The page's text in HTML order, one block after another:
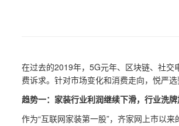
在过去的2019年，5G元年、区块链、社交
费诉求。针对市场变化和消费走向，悦严
趋势一：家装行业利润继续下滑，行业洗
作为“互联网家装第一股”，齐家网上市以